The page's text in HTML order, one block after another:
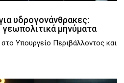
υδρογονάνθρακες:
γεωπολιτικά μηνύματα
Υπουργείο Περιβάλλοντος και